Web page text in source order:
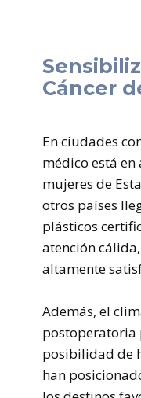
Cáncer
En ciudades
médico está en
mujeres de
otros países
plásticos
atención
altamente
Además, el
postoperatoria
posibilidad de
han